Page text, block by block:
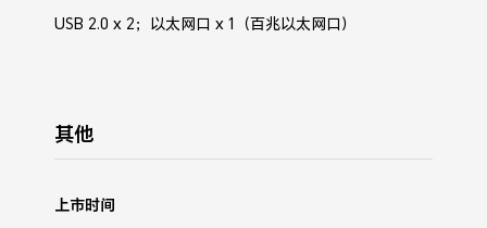
USB 2.0 x 2；以太网口 x 1（百兆以太网口）
其他
上市时间